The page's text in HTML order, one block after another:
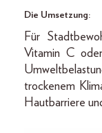
Die Umsetzung:
Für
Vitamin C
trockenem
Hautbarriere